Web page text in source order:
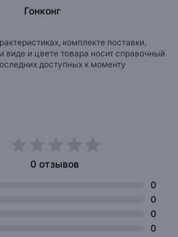
Гонконг
комплекте поставки,
виде и цвете товара носит справочный
доступных к моменту
0 отзывов
0
0
0
0